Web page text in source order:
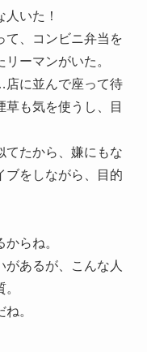
いた！
て、コンビニ弁当を
ーマンがいた。
に並んで座って待
草も気を使うし、目
たから、嫌にもな
をしながら、目的
らね。
あるが、こんな人
。